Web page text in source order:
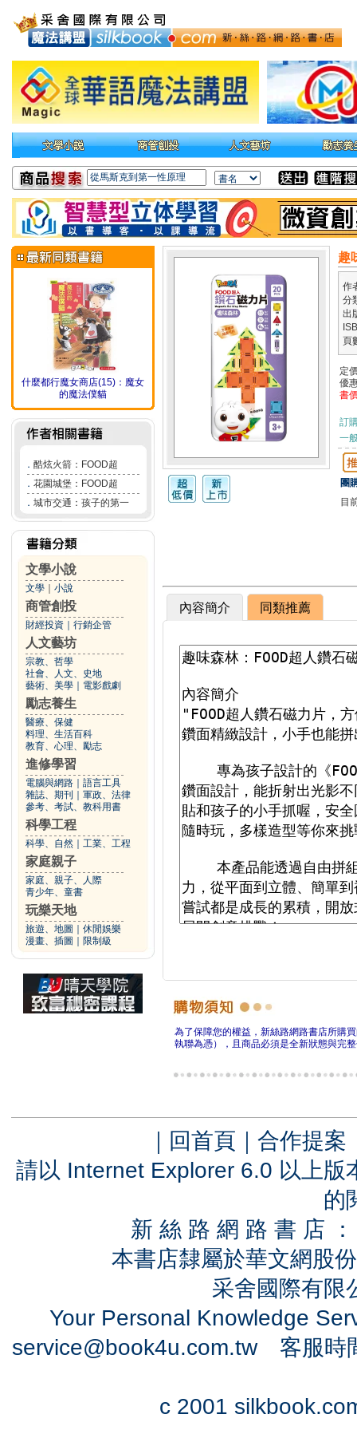
什麼都行魔女商店(15)：魔女
的魔法僕貓
． 酷炫火箭：FOOD超
． 花園城堡：FOOD超
． 城市交通：孩子的第一
文學小說
文學 小說
商管創投
財經投資 行銷企管
人文藝坊
宗教、哲學
社會、人文、史地
藝術、美學
電影戲劇
勵志養生
醫療、保健
料理、生活百科
教育、心理、勵志
進修學習
電腦與網路
語言工具
雜誌、期刊
軍政、法律
參考、考試、教科用書
科學工程
科學、自然 工業、工程
家庭親子
家庭、親子、人際
青少年、童書
玩樂天地
旅遊、地圖
休閒娛樂
漫畫、插圖
限制級
趣
作
分
出
頁
定
優
書
訂
一
團
目
內容簡介 同類推薦
為了保障您的權益，新絲路網路書店所購
執聯為憑），且商品必須是全新狀態與完
｜ 回首頁 ｜ 合作提案
請以 Internet Explorer 6.0 以上
的
新 絲 路 網 路 書 店
本書店隸屬於華文網股
采舍國際有
Your Personal Knowledge
service@book4u.com.tw客服時
c 2001